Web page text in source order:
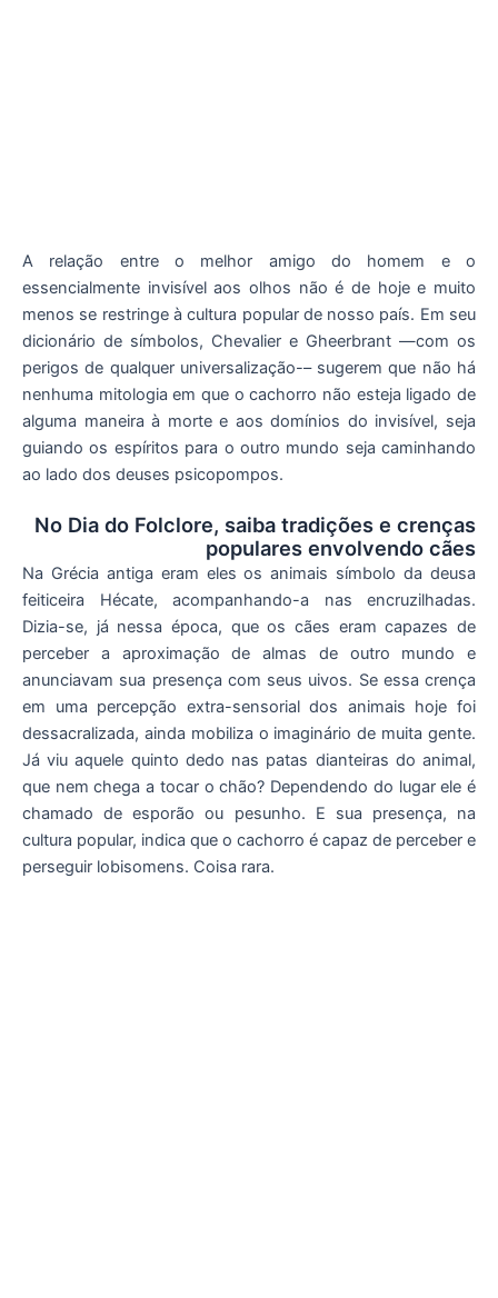
A relação entre o melhor amigo do homem e o
essencialmente invisível aos olhos não é de hoje e muito
menos se restringe à cultura popular de nosso país. Em seu
dicionário de símbolos, Chevalier e Gheerbrant —com os
perigos de qualquer universalização-– sugerem que não há
nenhuma mitologia em que o cachorro não esteja ligado de
alguma maneira à morte e aos domínios do invisível, seja
guiando os espíritos para o outro mundo seja caminhando
ao lado dos deuses psicopompos.
No Dia do Folclore, saiba tradições e crenças
populares envolvendo cães
Na Grécia antiga eram eles os animais símbolo da deusa
feiticeira Hécate, acompanhando-a nas encruzilhadas.
Dizia-se, já nessa época, que os cães eram capazes de
perceber a aproximação de almas de outro mundo e
anunciavam sua presença com seus uivos. Se essa crença
em uma percepção extra-sensorial dos animais hoje foi
dessacralizada, ainda mobiliza o imaginário de muita gente.
Já viu aquele quinto dedo nas patas dianteiras do animal,
que nem chega a tocar o chão? Dependendo do lugar ele é
chamado de esporão ou pesunho. E sua presença, na
cultura popular, indica que o cachorro é capaz de perceber e
perseguir lobisomens. Coisa rara.